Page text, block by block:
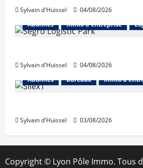
Sylvain d'Huissel
04/08/2026
Abonnés
Immo d'entreprise
Sylvain d'Huissel
04/08/2026
Abonnés
Bureaux Immo
Sylvain d'Huissel 03/08/2026
Copyright © Lyon Pôle Immo. Tous